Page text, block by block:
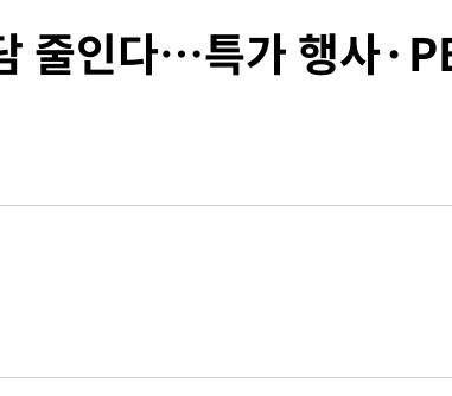
도 계속[내일날씨]
소…11일 재개
등포 순간 '40도'
란 중요임무종사 혐의
801.67 마감
린 6296.38 마감
켓 달 충돌 흔적 포착
부차기 끝 과달라하라 격파
줄인다…특가 행사